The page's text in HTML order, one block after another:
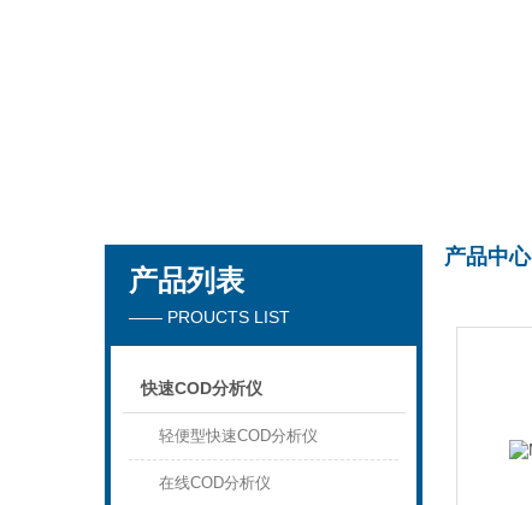
厦门沃泰科技有限公司
产品列表
—— PROUCTS LIST
快速COD分析仪
轻便型快速COD分析仪
在线COD分析仪
产品中心